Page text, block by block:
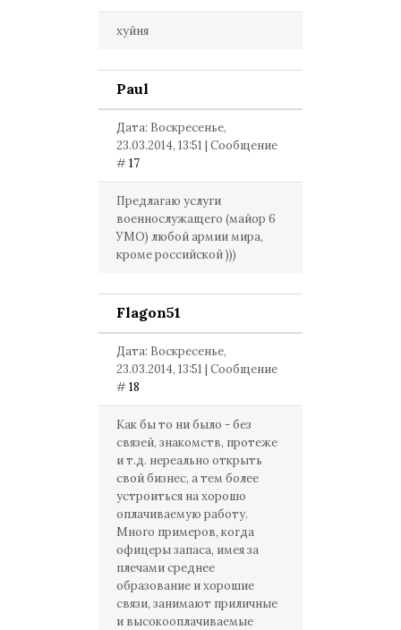
хуйня
Paul
Дата: Воскресенье,
23.03.2014, 13:51 | Сообщение
#17
Предлагаю услуги
военнослужащего (майор 6
УМО) любой армии мира,
кроме российской )))
Flagon51
Дата: Воскресенье,
23.03.2014, 13:51 | Сообщение
#18
Как бы то ни было - без
связей, знакомств, протеже
и т.д. нереально открыть
свой бизнес, а тем более
устроиться на хорошо
оплачиваемую работу.
Много примеров, когда
офицеры запаса, имея за
плечами среднее
образование и хорошие
связи, занимают приличные
и высокооплачиваемые